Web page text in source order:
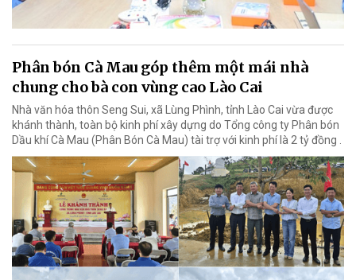
Phân bón Cà Mau góp thêm một mái nhà
chung cho bà con vùng cao Lào Cai
Nhà văn hóa thôn Seng Sui, xã Lùng Phình, tỉnh Lào Cai vừa được
khánh thành, toàn bộ kinh phí xây dựng do Tổng công ty Phân bón
Dầu khí Cà Mau (Phân Bón Cà Mau) tài trợ với kinh phí là 2 tỷ đồng .